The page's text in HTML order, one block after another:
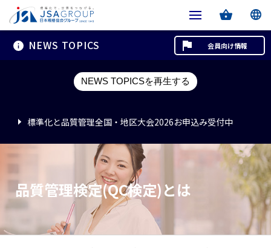
NEWS TOPICS
NEWS TOPICSを再生する
標準化と品質管理全国・地区大会2026お申込み受付中
標準化と品質管理全国・地区大会2026お申込み受付中
標準化と品質管理全国・地区大会2026お申込み受付中
会員向け情報
品質管理検定(QC検定)とは